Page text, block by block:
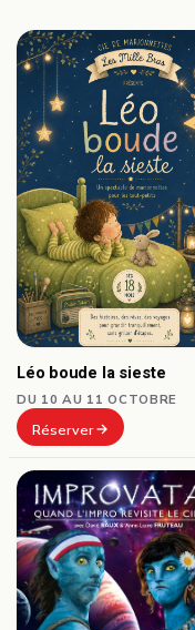
Léo boude la sieste
DU 10 AU 11 OCTOBRE
Réserver